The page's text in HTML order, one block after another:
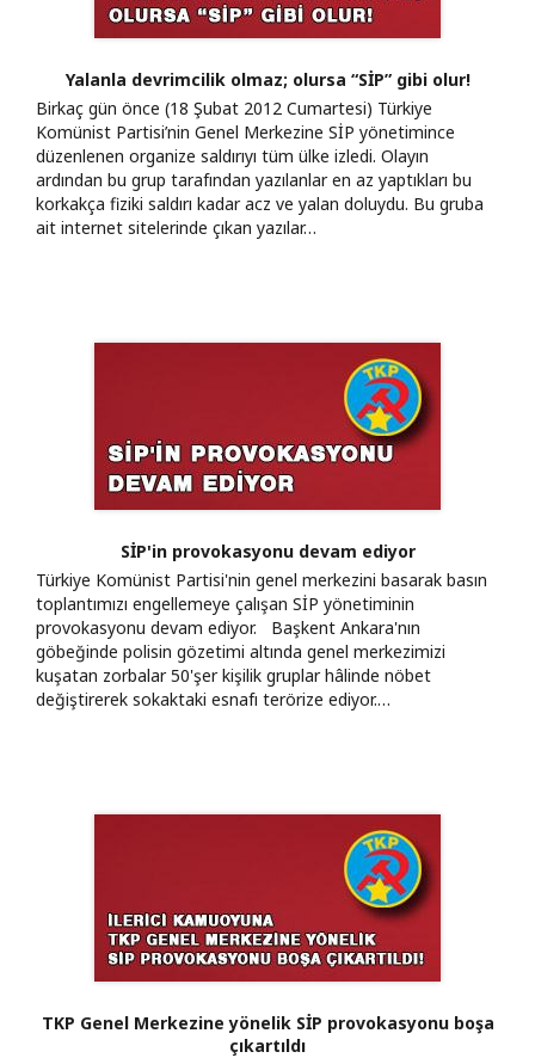
Yalanla devrimcilik olmaz; olursa “SİP” gibi olur!
Birkaç gün önce (18 Şubat 2012 Cumartesi) Türkiye
Komünist Partisi’nin Genel Merkezine SİP yönetimince
düzenlenen organize saldırıyı tüm ülke izledi. Olayın
ardından bu grup tarafından yazılanlar en az yaptıkları bu
korkakça fiziki saldırı kadar acz ve yalan doluydu. Bu gruba
ait internet sitelerinde çıkan yazılar…
SİP'in provokasyonu devam ediyor
Türkiye Komünist Partisi'nin genel merkezini basarak basın
toplantımızı engellemeye çalışan SİP yönetiminin
provokasyonu devam ediyor. Başkent Ankara'nın
göbeğinde polisin gözetimi altında genel merkezimizi
kuşatan zorbalar 50'şer kişilik gruplar hâlinde nöbet
değiştirerek sokaktaki esnafı terörize ediyor.…
TKP Genel Merkezine yönelik SİP provokasyonu boşa
çıkartıldı